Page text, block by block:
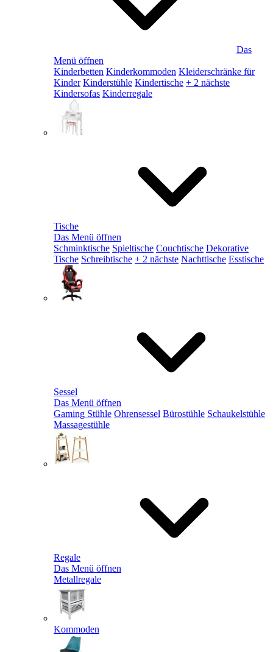
Das
Menü öffnen
Kinderbetten Kinderkommoden Kleiderschränke für
Kinder Kinderstühle Kindertische + 2 nächste
Kindersofas Kinderregale
Tische
Das Menü öffnen
Schminktische Spieltische Couchtische Dekorative
Tische Schreibtische + 2 nächste Nachttische Esstische
Sessel
Das Menü öffnen
Gaming Stühle Ohrensessel Bürostühle Schaukelstühle
Massagestühle
Regale
Das Menü öffnen
Metallregale
Kommoden